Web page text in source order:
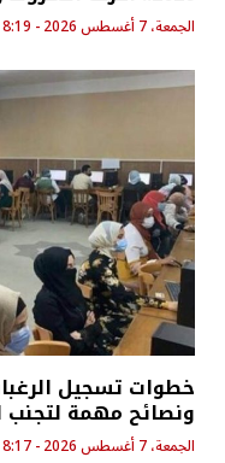
الجمعة، 7 أغسطس 2026 - 8:19 ص
ونصائح مهمة لتجنب
الجمعة، 7 أغسطس 2026 - 8:17 ص